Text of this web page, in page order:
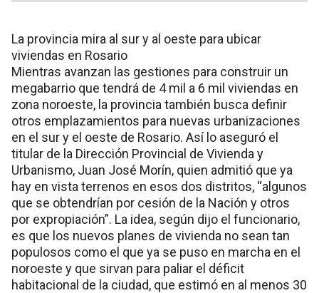
La provincia mira al sur y al oeste para ubicar
viviendas en Rosario
Mientras avanzan las gestiones para construir un
megabarrio que tendrá de 4 mil a 6 mil viviendas en
zona noroeste, la provincia también busca definir
otros emplazamientos para nuevas urbanizaciones
en el sur y el oeste de Rosario. Así lo aseguró el
titular de la Dirección Provincial de Vivienda y
Urbanismo, Juan José Morín, quien admitió que ya
hay en vista terrenos en esos dos distritos, “algunos
que se obtendrían por cesión de la Nación y otros
por expropiación”. La idea, según dijo el funcionario,
es que los nuevos planes de vivienda no sean tan
populosos como el que ya se puso en marcha en el
noroeste y que sirvan para paliar el déficit
habitacional de la ciudad, que estimó en al menos 30